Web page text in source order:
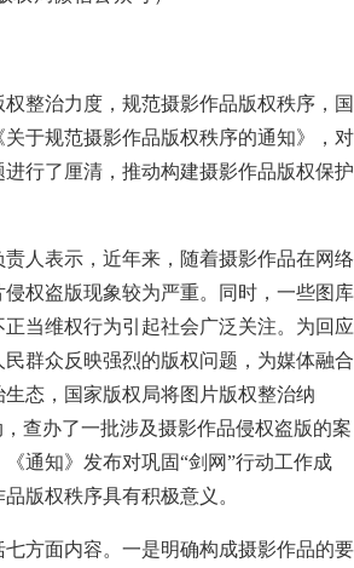
治力度，规范摄影作品版权秩序，国
于规范摄影作品版权秩序的通知》，对
行了厘清，推动构建摄影作品版权保护
表示，近年来，随着摄影作品在网络
权盗版现象较为严重。同时，一些图库
当维权行为引起社会广泛关注。为回应
群众反映强烈的版权问题，为媒体融合
态，国家版权局将图片版权整治纳
，查办了一批涉及摄影作品侵权盗版的案
通知》发布对巩固“剑网”行动工作成
版权秩序具有积极意义。
面内容。一是明确构成摄影作品的要